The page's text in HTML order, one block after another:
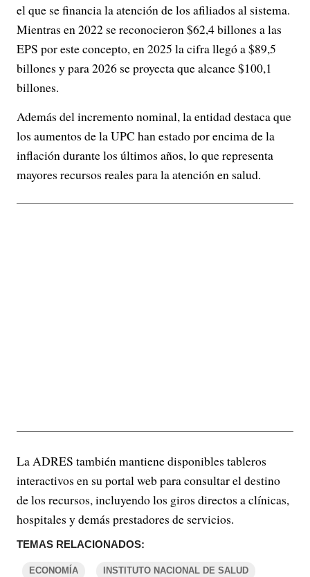
el que se financia la atención de los afiliados al sistema.
Mientras en 2022 se reconocieron $62,4 billones a las
EPS por este concepto, en 2025 la cifra llegó a $89,5
billones y para 2026 se proyecta que alcance $100,1
billones.
Además del incremento nominal, la entidad destaca que
los aumentos de la UPC han estado por encima de la
inflación durante los últimos años, lo que representa
mayores recursos reales para la atención en salud.
La ADRES también mantiene disponibles tableros
interactivos en su portal web para consultar el destino
de los recursos, incluyendo los giros directos a clínicas,
hospitales y demás prestadores de servicios.
TEMAS RELACIONADOS:
ECONOMÍA INSTITUTO NACIONAL DE SALUD